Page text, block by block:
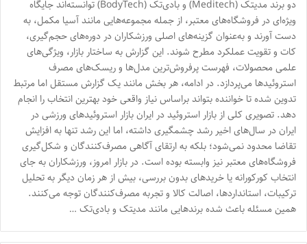
دو برند مدیتک (Meditech) و بادی‌تک (BodyTech) توانسته‌اند جایگاه
ویژه‌ای در فروشگاه‌های معتبر، از جمله مجموعه‌هایی مانند آسیا مکمل، به
دست آورند و به‌عنوان گزینه‌های اصلی ورزشکاران در دوره‌های حجم‌گیری،
کات و تقویت عملکرد مطرح شوند. این گزارش به ساختار بازار، ویژگی‌های
علمی محصولات، فهرست پرفروش‌ترین مدل‌ها و ریسک‌های مصرف
استروئیدها می‌پردازد. در ادامه، هر بخش مانند یک گزارش مستقل اما مرتبط
تدوین شده تا خواننده بتواند براساس نیاز واقعی خود بهترین انتخاب را انجام
دهد. تصویری کلی از بازار استروئید در ایران بازار استروئیدهای ورزشی در
ایران در سال‌های اخیر رشد چشمگیری داشته، اما این رشد تنها به افزایش
تقاضا محدود نمی‌شود؛ بلکه به ارتقای آگاهی مصرف‌کنندگان و شکل‌گیری
فروشگاه‌های معتبر نیز وابسته بوده است. در بازار امروز، ورزشکاران به جای
انتخاب کورکورانه یا خریدهای بدون بررسی، بیش از هر زمان دیگر به تحلیل
ترکیبات، استانداردها، اصالت کالا و تجربه مصرف‌کنندگان توجه می‌کنند.
همین مسئله باعث شده برندهایی مانند مدیتک و بادی‌تک …